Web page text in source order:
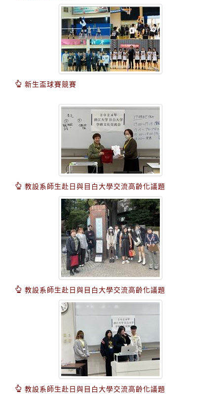
新生盃球賽競賽
教設系師生赴日與目白大學交流高齡化議題
教設系師生赴日與目白大學交流高齡化議題
教設系師生赴日與目白大學交流高齡化議題